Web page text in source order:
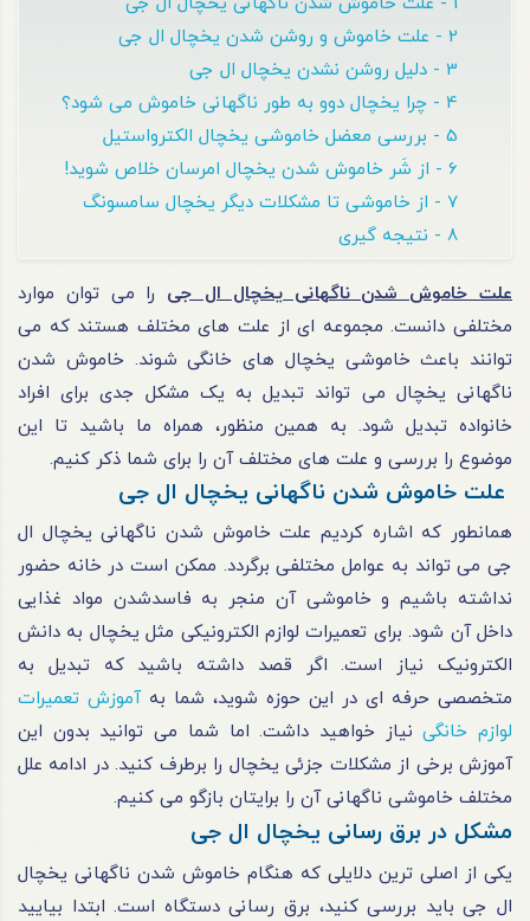
علت خاموش شدن ناگهانی یخچال ال جی را می‌ توان موارد
مختلفی دانست. مجموعه‌ ای از علت‌ های مختلف هستند که می‌
توانند باعث خاموشی یخچال های خانگی شوند. خاموش‌ شدن
ناگهانی یخچال می‌ تواند تبدیل به یک مشکل جدی برای افراد
خانواده تبدیل شود. به همین منظور، همراه ما باشید تا این
موضوع را بررسی و علت‌ های مختلف آن را برای شما ذکر کنیم.
علت خاموش شدن ناگهانی یخچال ال جی
همانطور که اشاره کردیم علت خاموش شدن ناگهانی یخچال ال
جی می تواند به عوامل مختلفی برگردد. ممکن است در خانه حضور
نداشته باشیم و خاموشی آن منجر به فاسد‌شدن مواد غذایی
داخل آن شود. برای تعمیرات لوازم الکترونیکی مثل یخچال به دانش
الکترونیک نیاز است. اگر قصد داشته باشید که تبدیل به
متخصصی حرفه‌ ای در این حوزه شوید، شما بهآموزش تعمیرات
لوازم خانگینیاز خواهید داشت. اما شما می‌ توانید بدون این
آموزش برخی از مشکلات جزئی یخچال را برطرف کنید. در ادامه علل
مختلف خاموشی ناگهانی آن را برایتان بازگو می کنیم.
مشکل در برق ‌رسانی یخچال ال جی
یکی از اصلی‌ ترین دلایلی که هنگام خاموش شدن ناگهانی یخچال
ال جی باید بررسی کنید، برق‌ رسانی دستگاه است. ابتدا بیایید